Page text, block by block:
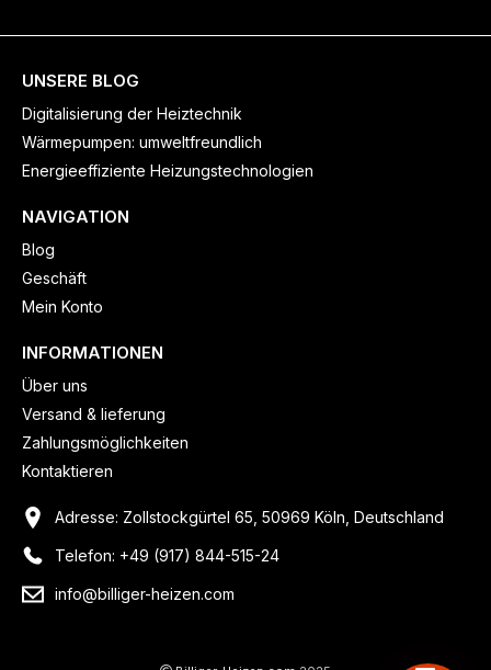
UNSERE BLOG
Digitalisierung der Heiztechnik
Wärmepumpen: umweltfreundlich
Energieeffiziente Heizungstechnologien
NAVIGATION
Blog
Geschäft
Mein Konto
INFORMATIONEN
Über uns
Versand & lieferung
Zahlungsmöglichkeiten
Kontaktieren
Adresse: Zollstockgürtel 65, 50969 Köln, Deutschland
Telefon: +49 (917) 844-515-24
info@billiger-heizen.com